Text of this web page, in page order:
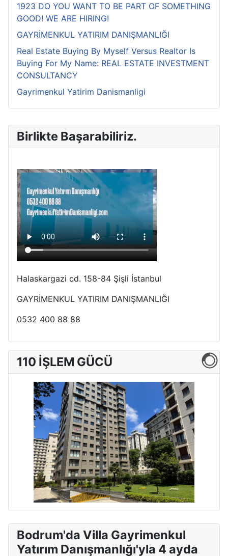
Birlikte Başarabiliriz.
Halaskargazi cd. 158-84 Şişli İstanbul
GAYRİMENKUL YATIRIM DANIŞMANLIĞI
0532 400 88 88
110 İŞLEM GÜCÜ
1923 DO YOU WANT TO BE PART OF SOMETHING
GOOD! WE ARE HIRING!
GAYRİMENKUL YATIRIM DANIŞMANLIĞI
Real Estate Buying By Myself Versus Realtor Is
Buying For My Name: REAL ESTATE INVESTMENT
CONSULTANCY
Gayrimenkul Yatirim Danismanligi
Bodrum'da Villa Gayrimenkul
Yatırım Danışmanlığı'yla 4 ayda